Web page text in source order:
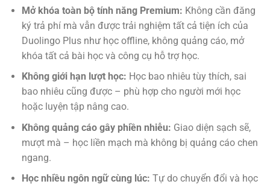
Mở khóa toàn bộ tính năng Premium: Không cần đăng
ký trả phí mà vẫn được trải nghiệm tất cả tiện ích của
Duolingo Plus như học offline, không quảng cáo, mở
khóa tất cả bài học và công cụ hỗ trợ học.
Không giới hạn lượt học: Học bao nhiêu tùy thích, sai
bao nhiêu cũng được – phù hợp cho người mới học
hoặc luyện tập nâng cao.
Không quảng cáo gây phiền nhiễu: Giao diện sạch sẽ,
mượt mà – học liền mạch mà không bị quảng cáo chen
ngang.
Học nhiều ngôn ngữ cùng lúc: Tự do chuyển đổi và học